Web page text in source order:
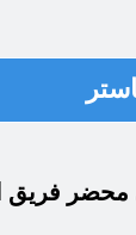
محضر فريق